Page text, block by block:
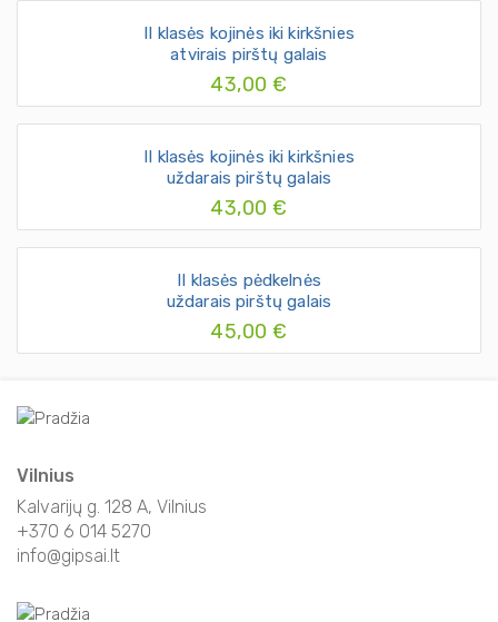
II klasės kojinės iki kirkšnies
atvirais pirštų galais
43,00 €
II klasės kojinės iki kirkšnies
uždarais pirštų galais
43,00 €
II klasės pėdkelnės
uždarais pirštų galais
45,00 €
Vilnius
Kalvarijų g. 128 A, Vilnius
+370 6 014 5270
info@gipsai.lt